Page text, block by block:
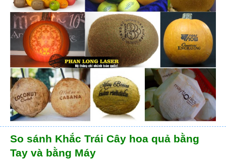
So sánh Khắc Trái Cây hoa quả bằng
Tay và bằng Máy